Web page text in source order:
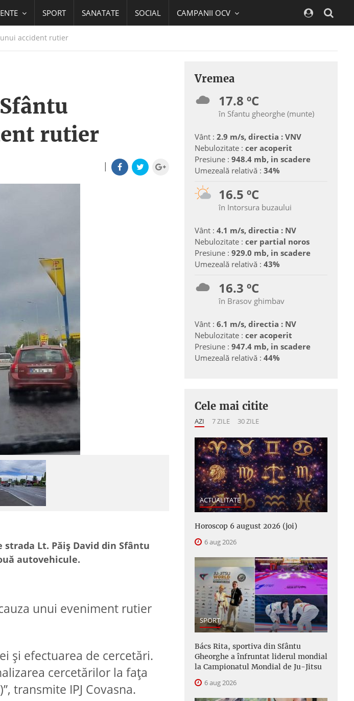
SPORT SANATATE SOCIAL CAMPANII OCV
accident rutier
rutier
|
strada Lt. Păiș David din Sfântu
autovehicule.
unui eveniment rutier
și efectuarea de cercetări.
cercetărilor la fața
transmite IPJ Covasna.
Vremea
17.8 ºC
în Sfantu gheorghe (munte)
Vânt : 2.9 m/s, directia : VNV
Nebulozitate : cer acoperit
Presiune : 948.4 mb, in scadere
Umezeală relativă : 34%
16.5 ºC
în Intorsura buzaului
Vânt : 4.1 m/s, directia : NV
Nebulozitate : cer partial noros
Presiune : 929.0 mb, in scadere
Umezeală relativă : 43%
16.3 ºC
în Brasov ghimbav
Vânt : 6.1 m/s, directia : NV
Nebulozitate : cer acoperit
Presiune : 947.4 mb, in scadere
Umezeală relativă : 44%
Cele mai citite
AZI 7 ZILE 30 ZILE
ACTUALITATE
Horoscop 6 august 2026 (joi)
6 aug 2026
SPORT
Bács Rita, sportiva din Sfântu
Gheorghe a înfruntat liderul mondial
la Campionatul Mondial de Ju-Jitsu
6 aug 2026